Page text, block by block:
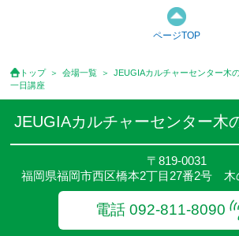
ページTOP
トップ 会場一覧 JEUGIAカルチャーセンター木
一日講座
JEUGIAカルチャーセンター木
〒819-0031
福岡県福岡市西区橋本2丁目27番2号 木
電話 092-811-8090